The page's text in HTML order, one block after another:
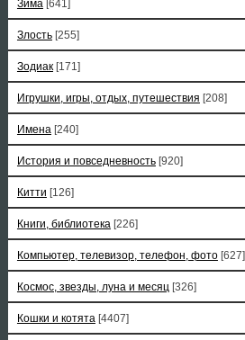
Зима [641]
Злость [255]
Зодиак [171]
Игрушки, игры, отдых, путешествия [208]
Имена [240]
История и повседневность [920]
Китти [126]
Книги, библиотека [226]
Компьютер, телевизор, телефон, фото [627]
Космос, звезды, луна и месяц [326]
Кошки и котята [4407]